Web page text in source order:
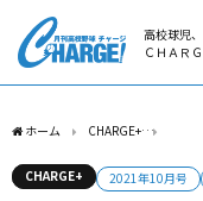
高校球児
ＣＨＡＲ
ホーム CHARGE+
CHARGE+ 2021年10月号